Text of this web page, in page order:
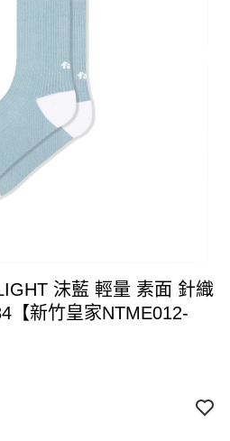
沫藍 輕量 素面 針織
【新竹皇家NTME012-